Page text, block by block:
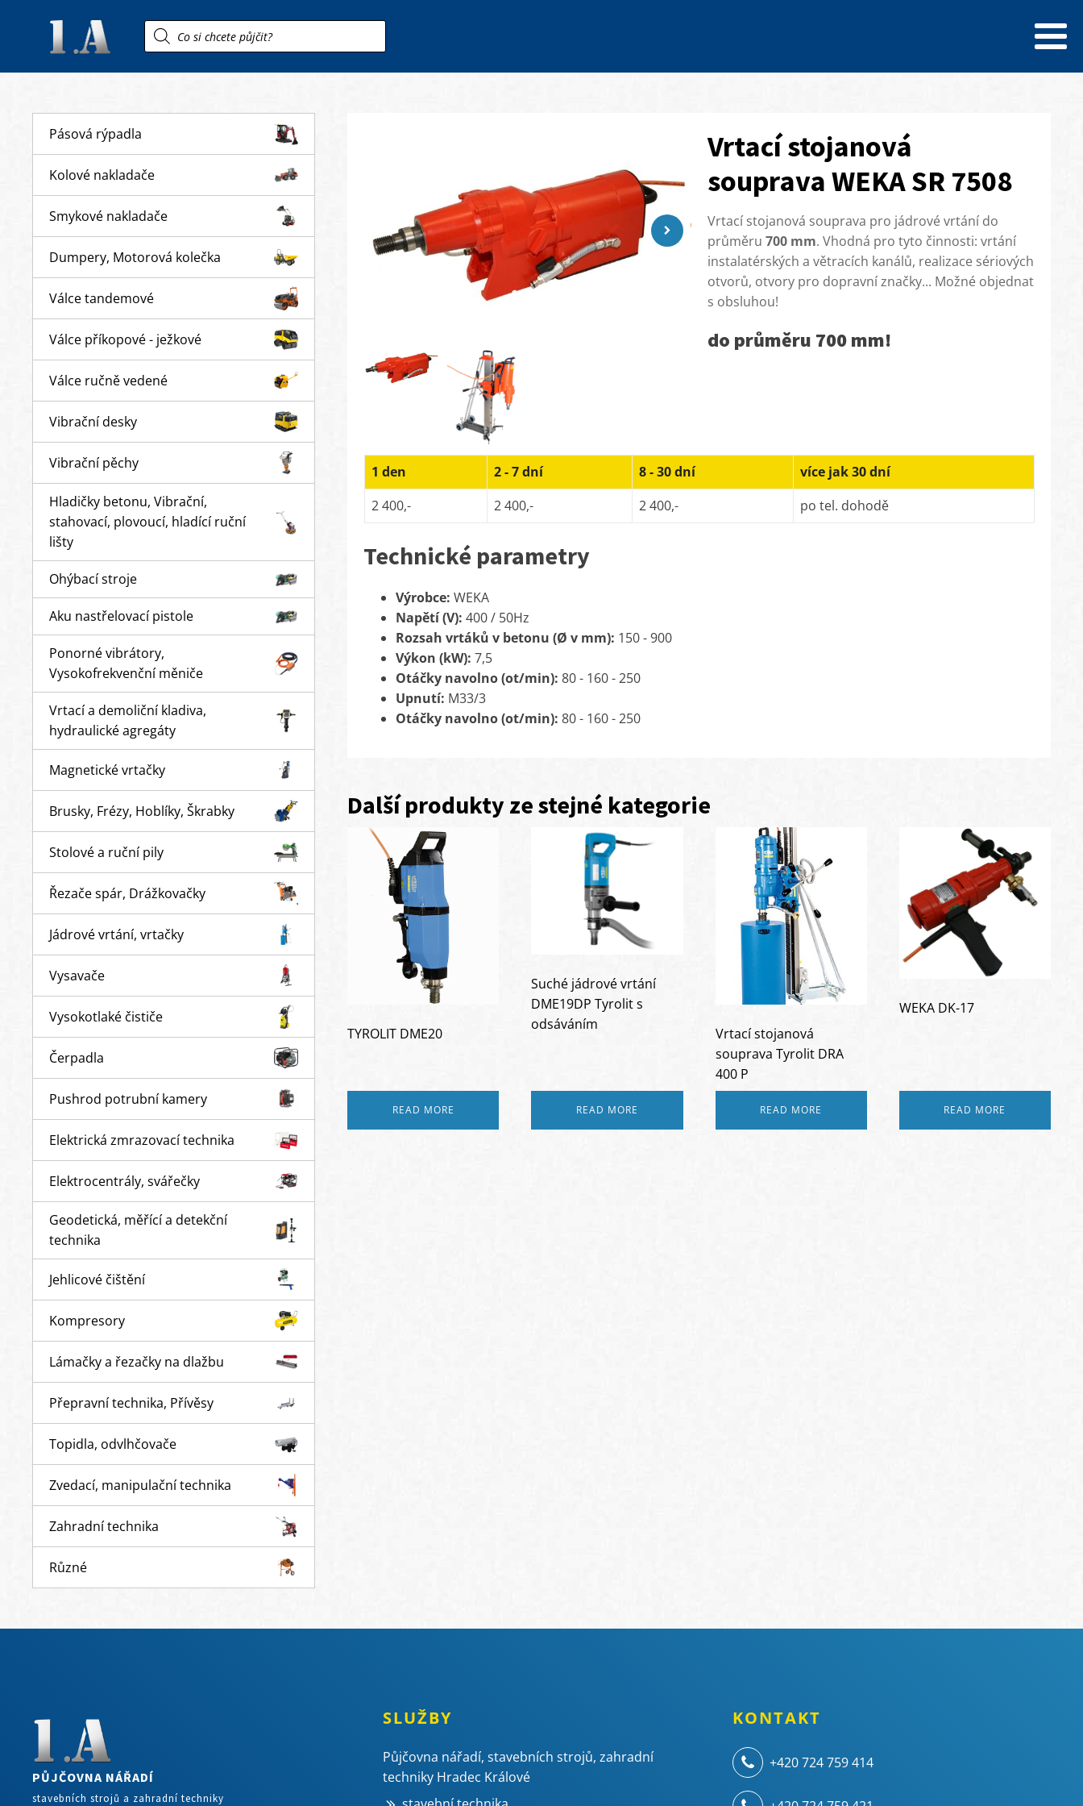
Products
search
Pásová rýpadla
Kolové nakladače
Smykové nakladače
Dumpery, Motorová kolečka
Válce tandemové
Válce příkopové - ježkové
Válce ručně vedené
Vibrační desky
Vibrační pěchy
Hladičky betonu, Vibrační,
stahovací, plovoucí, hladící ruční
lišty
Ohýbací stroje
Aku nastřelovací pistole
Ponorné vibrátory,
Vysokofrekvenční měniče
Vrtací a demoliční kladiva,
hydraulické agregáty
Magnetické vrtačky
Brusky, Frézy, Hoblíky, Škrabky
Stolové a ruční pily
Řezače spár, Drážkovačky
Jádrové vrtání, vrtačky
Vysavače
Vysokotlaké čističe
Čerpadla
Pushrod potrubní kamery
Elektrická zmrazovací technika
Elektrocentrály, svářečky
Geodetická, měřící a detekční
technika
Jehlicové čištění
Kompresory
Lámačky a řezačky na dlažbu
Přepravní technika, Přívěsy
Topidla, odvlhčovače
Zvedací, manipulační technika
Zahradní technika
Různé
Vrtací stojanová
souprava WEKA SR 7508
Vrtací stojanová souprava pro jádrové vrtání do
průměru 700 mm. Vhodná pro tyto činnosti: vrtání
instalatérských a větracích kanálů, realizace sériových
otvorů, otvory pro dopravní značky... Možné objednat
s obsluhou!
do průměru 700 mm!
1 den 2 - 7 dní 8 - 30 dní
více jak 30 dní
2 400,-
2 400,- 2 400,- po tel. dohodě
Technické parametry
Výrobce:WEKA
Napětí (V):400 / 50Hz
Rozsah vrtáků v betonu (Ø v mm): 150 - 900
Výkon (kW): 7,5
Otáčky navolno (ot/min): 80 - 160 - 250
Upnutí: M33/3
Otáčky navolno (ot/min): 80 - 160 - 250
Další produkty ze stejné kategorie
TYROLIT DME20
READ MORE
Suché jádrové vrtání
DME19DP Tyrolit s
odsáváním
READ MORE
Vrtací stojanová
souprava Tyrolit DRA
400 P
READ MORE
WEKA DK-17
READ MORE
PŮJČOVNA NÁŘADÍ
stavebních strojů a zahradní techniky
SLUŽBY
Půjčovna nářadí, stavebních strojů, zahradní
techniky Hradec Králové
KONTAKT
+420 724 759 414